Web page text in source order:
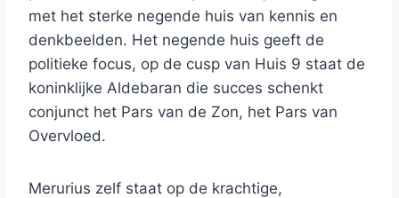
met het sterke negende huis van kennis en
denkbeelden. Het negende huis geeft de
politieke focus, op de cusp van Huis 9 staat de
koninklijke Aldebaran die succes schenkt
conjunct het Pars van de Zon, het Pars van
Overvloed.
Merurius zelf staat op de krachtige,